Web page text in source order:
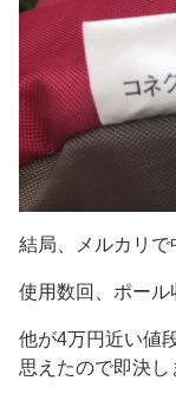
結局、メルカリで
使用数回、ポール
他が4万円近い値
思えたので即決し